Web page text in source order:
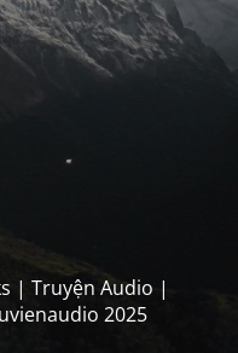
| Truyện Audio |
2025